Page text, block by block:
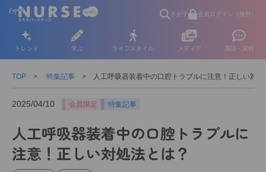
さがす 会員ログイン（無料）
トレンド 学ぶ ライフスタイル メディア 用語・資料
TOP 特集記事 人工呼吸器装着中の口腔トラブルに注意！正しい対
2025/04/10 会員限定 特集記事
人工呼吸器装着中の口腔トラブルに
注意！正しい対処法とは？